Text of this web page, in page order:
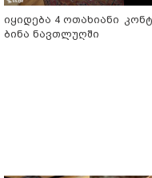
იყიდება 4 ოთახიანი
ბინა ნავთლუღში